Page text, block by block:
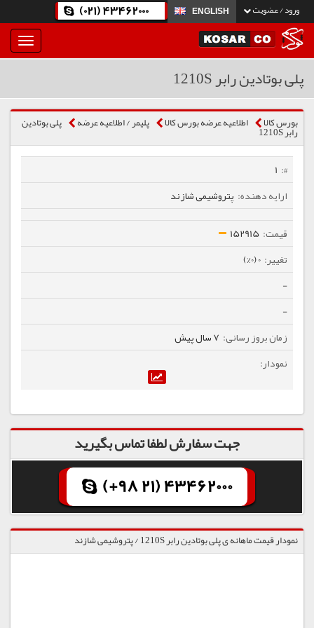
ورود / عضویت ENGLISH
(021) 43462000
بار
و
پلی بوتادین رابر 1210S
بورس کالا اطلاعیه عرضه بورس کالا پلیمر / اطلاعیه عرضه پلی بوتادین
رابر 1210S
1
پتروشیمی شازند
152915
0 (0%)
-
-
7 سال پیش
جهت سفارش لطفا تماس بگیرید
(+98 21) 43462000
نمودار قیمت ماهانه ی پلی بوتادین رابر 1210S / پتروشیمی شازند